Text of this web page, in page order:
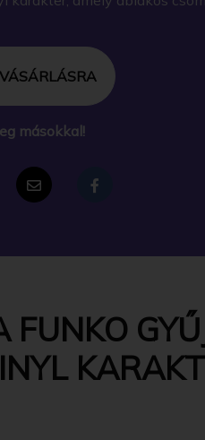
másokkal!
FUNKO